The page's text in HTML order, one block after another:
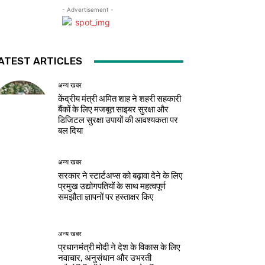
- Advertisement -
ARTICLES
अन्य खबर
केंद्रीय मंत्री अमित शाह ने शहरी सहकारी
बैंकों के लिए मजबूत साइबर सुरक्षा और
डिजिटल सुरक्षा उपायों की आवश्यकता पर
बल दिया
अन्य खबर
सरकार ने स्टार्टअप्‍स को बढ़ावा देने के लिए
प्रमुख उद्योगपतियों के साथ महत्‍वपूर्ण
समझौता ज्ञापनों पर हस्‍ताक्षर किए
अन्य खबर
प्रधानमंत्री मोदी ने देश के विकास के लिए
नवाचार, अनुसंधान और उभरती